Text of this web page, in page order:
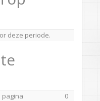
deze periode.
pagina
0